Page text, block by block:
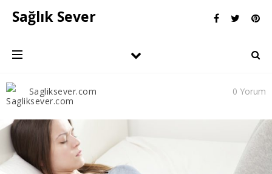
Sağlık Sever
Sagliksever.com 0 Yorum